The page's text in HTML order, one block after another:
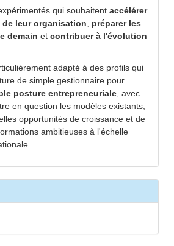
qui souhaitent accélérer
leur organisation, préparer les
demain et contribuer à l'évolution
adapté à des profils qui
de simple gestionnaire pour
posture entrepreneuriale, avec
en question les modèles existants,
opportunités de croissance et de
ambitieuses à l'échelle